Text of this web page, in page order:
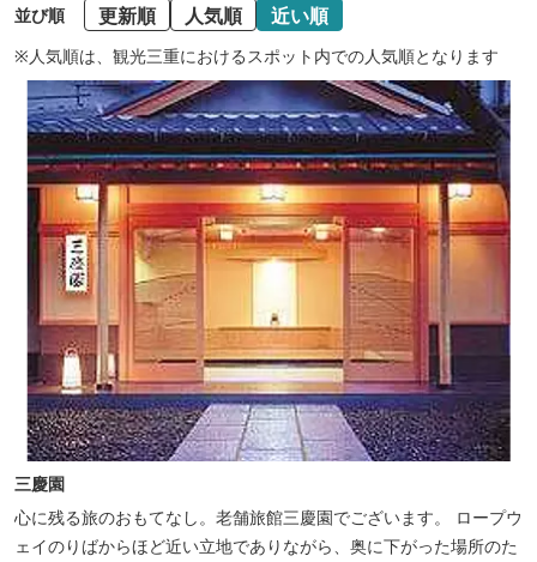
並び順 更新順 人気順 近い順
※人気順は、観光三重におけるスポット内での人気順となります
三慶園
心に残る旅のおもてなし。老舗旅館三慶園でございます。 ロープウ
ェイのりばからほど近い立地でありながら、奥に下がった場所のた